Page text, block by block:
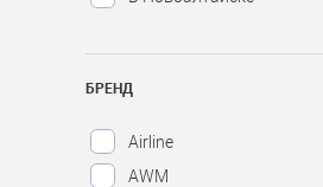
БРЕНД
Airline
AWM